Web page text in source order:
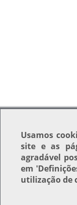
Usamos
site e as
agradável
em
utilização de